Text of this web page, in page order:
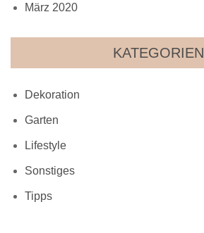
März 2020
KATEGORIEN
Dekoration
Garten
Lifestyle
Sonstiges
Tipps